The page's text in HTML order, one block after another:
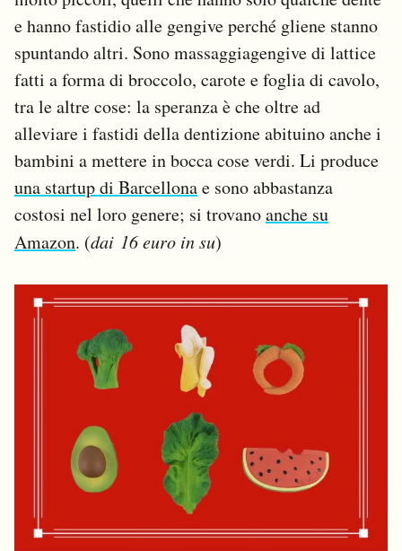
e hanno fastidio alle gengive perché gliene stanno
spuntando altri. Sono massaggiagengive di lattice
fatti a forma di broccolo, carote e foglia di cavolo,
tra le altre cose: la speranza è che oltre ad
alleviare i fastidi della dentizione abituino anche i
bambini a mettere in bocca cose verdi. Li produce
una startup di Barcellonae sono abbastanza
costosi nel loro genere; si trovanoanche su
Amazon. (dai 16 euro in su)